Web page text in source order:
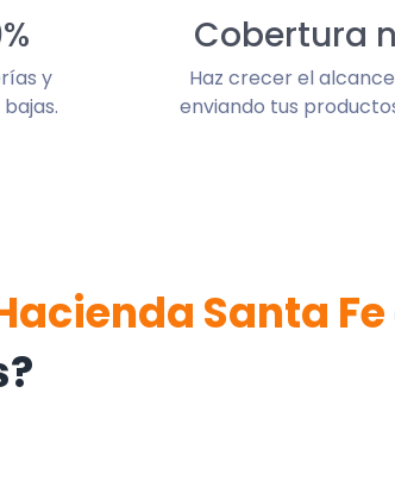
y
Cobertura
Haz crecer el
enviando tus
Santa Fe